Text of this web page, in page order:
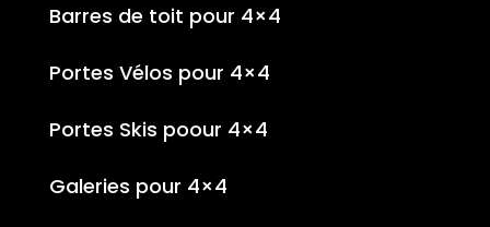
Barres de toit pour 4×4
Portes Vélos pour 4×4
Portes Skis poour 4×4
Galeries pour 4×4